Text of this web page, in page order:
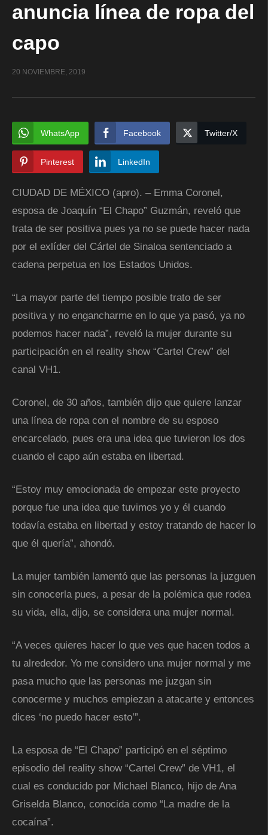
anuncia línea de ropa del
capo
20 NOVIEMBRE, 2019
WhatsApp Facebook Twitter/X
Pinterest LinkedIn
CIUDAD DE MÉXICO (apro). – Emma Coronel,
esposa de Joaquín “El Chapo” Guzmán, reveló que
trata de ser positiva pues ya no se puede hacer nada
por el exlíder del Cártel de Sinaloa sentenciado a
cadena perpetua en los Estados Unidos.
“La mayor parte del tiempo posible trato de ser
positiva y no engancharme en lo que ya pasó, ya no
podemos hacer nada”, reveló la mujer durante su
participación en el reality show “Cartel Crew” del
canal VH1.
Coronel, de 30 años, también dijo que quiere lanzar
una línea de ropa con el nombre de su esposo
encarcelado, pues era una idea que tuvieron los dos
cuando el capo aún estaba en libertad.
“Estoy muy emocionada de empezar este proyecto
porque fue una idea que tuvimos yo y él cuando
todavía estaba en libertad y estoy tratando de hacer lo
que él quería”, ahondó.
La mujer también lamentó que las personas la juzguen
sin conocerla pues, a pesar de la polémica que rodea
su vida, ella, dijo, se considera una mujer normal.
“A veces quieres hacer lo que ves que hacen todos a
tu alrededor. Yo me considero una mujer normal y me
pasa mucho que las personas me juzgan sin
conocerme y muchos empiezan a atacarte y entonces
dices ‘no puedo hacer esto’”.
La esposa de “El Chapo” participó en el séptimo
episodio del reality show “Cartel Crew” de VH1, el
cual es conducido por Michael Blanco, hijo de Ana
Griselda Blanco, conocida como “La madre de la
cocaína”.